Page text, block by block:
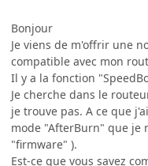
Bonjour
Je viens de m'offrir une
compatible avec mon
Il y a la fonction
Je cherche dans le
je trouve pas. A ce que
mode "AfterBurn" que je
"firmware" ).
Est-ce que vous savez